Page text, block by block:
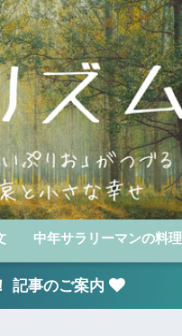
中年サラリーマンの料理
記事のご案内